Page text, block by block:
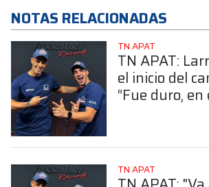
NOTAS RELACIONADAS
TN APAT
TN APAT:
el inicio del
“Fue duro, en
TN APAT